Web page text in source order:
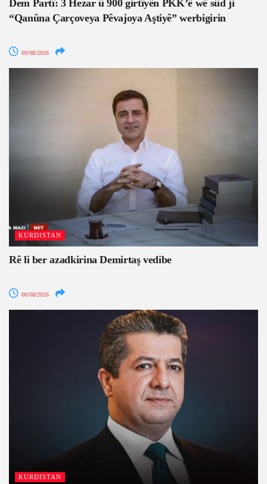
Dem Partî: 3 Hezar û 900 girtîyên PKK’ê wê sûd ji
“Qanûna Çarçoveya Pêvajoya Aştiyê” werbigirin
09/08/2026
KURDISTAN
Rê li ber azadkirina Demirtaş vedibe
08/08/2026
KURDISTAN